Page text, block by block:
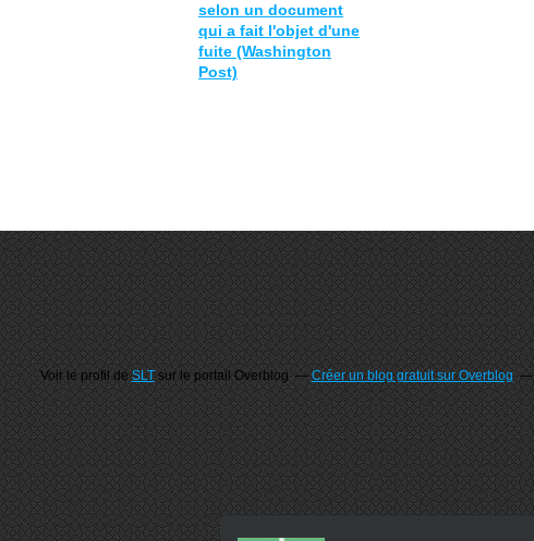
selon un document
qui a fait l'objet d'une
fuite (Washington
Post)
Voir le profil deSLTsur le portail Overblog Créer un blog gratuit sur Overblog